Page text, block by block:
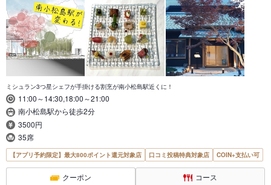
ミシュラン3つ星シェフが手掛ける割烹が南小松島駅近くに！
11:00～14:30,18:00～21:00
南小松島駅から徒歩2分
3500円
35席
【アプリ予約限定】最大800ポイント還元対象店 口コミ投稿特典対象店 COIN+支払い可
クーポン コース